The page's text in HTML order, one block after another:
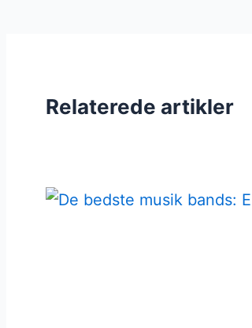
Relaterede artikler